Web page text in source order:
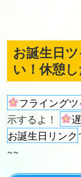
お誕生日
い！休憩し
フライングツ
示するよ！
お誕生日リンク
~~